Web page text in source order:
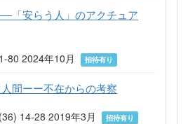
「安らう人」のアクチュア
80 2024年10月
招待有り
間ーー不在からの考察
14-28 2019年3月
招待有り